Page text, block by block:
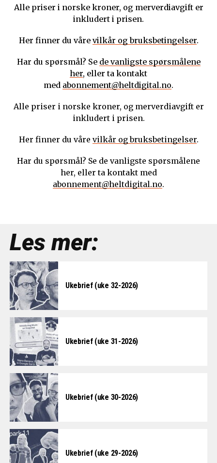
Alle priser i norske kroner, og merverdiavgift er
inkludert i prisen.
Her finner du våre vilkår og bruksbetingelser.
Har du spørsmål? Se de vanligste spørsmålene
her, eller ta kontakt
med abonnement@heltdigital.no.
Alle priser i norske kroner, og merverdiavgift er
inkludert i prisen.
Her finner du våre vilkår og bruksbetingelser.
Har du spørsmål? Se de vanligste spørsmålene
her, eller ta kontakt med
abonnement@heltdigital.no.
Les mer:
Ukebrief (uke 32-2026)
Ukebrief (uke 31-2026)
Ukebrief (uke 30-2026)
Ukebrief (uke 29-2026)